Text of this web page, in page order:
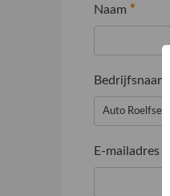
Naam *
Bedrijfsnaam
E-mailadres